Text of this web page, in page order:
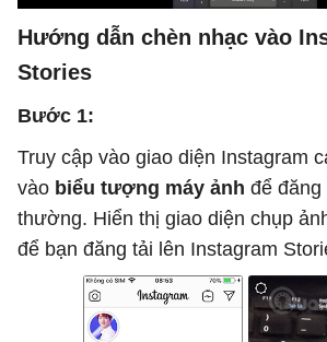
Hướng dẫn chèn nhạc vào
Stories
Bước 1:
Truy cập vào giao diện Instagram
vào biểu tượng máy ảnh để
thường. Hiển thị giao diện chụp
để bạn đăng tải lên Instagram